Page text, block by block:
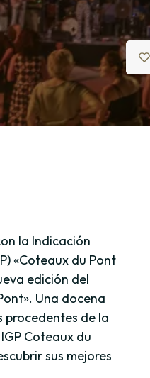
la Indicación
«Coteaux du Pont
edición del
Una docena
procedentes de la
Coteaux du
sus mejores